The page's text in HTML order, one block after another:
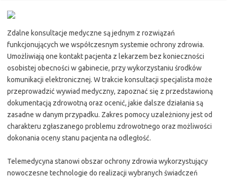
Zdalne konsultacje medyczne są jednym z rozwiązań
funkcjonujących we współczesnym systemie ochrony zdrowia.
Umożliwiają one kontakt pacjenta z lekarzem bez konieczności
osobistej obecności w gabinecie, przy wykorzystaniu środków
komunikacji elektronicznej. W trakcie konsultacji specjalista może
przeprowadzić wywiad medyczny, zapoznać się z przedstawioną
dokumentacją zdrowotną oraz ocenić, jakie dalsze działania są
zasadne w danym przypadku. Zakres pomocy uzależniony jest od
charakteru zgłaszanego problemu zdrowotnego oraz możliwości
dokonania oceny stanu pacjenta na odległość.
Telemedycyna stanowi obszar ochrony zdrowia wykorzystujący
nowoczesne technologie do realizacji wybranych świadczeń